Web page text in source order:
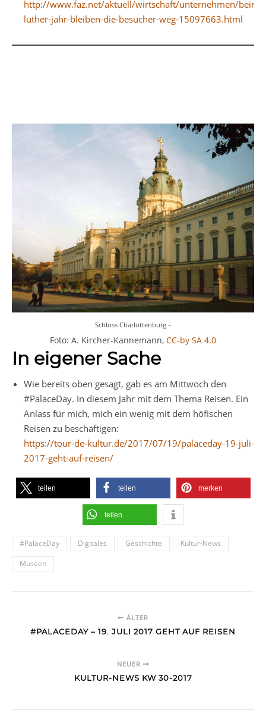
http://www.faz.net/aktuell/wirtschaft/unternehmen/beim-
luther-jahr-bleiben-die-besucher-weg-15097663.html
Schloss Charlottenburg –
Foto: A. Kircher-Kannemann, CC-by SA 4.0
In eigener Sache
Wie bereits oben gesagt, gab es am Mittwoch den
#PalaceDay. In diesem Jahr mit dem Thema Reisen. Ein
Anlass für mich, mich ein wenig mit dem höfischen
Reisen zu beschäftigen:
https://tour-de-kultur.de/2017/07/19/palaceday-19-juli-
2017-geht-auf-reisen/
teilen teilen merken
teilen
#PalaceDay Digitales Geschichte
Kultur-News
Museen
ÄLTER
#PALACEDAY – 19. JULI 2017 GEHT AUF REISEN
NEUER
KULTUR-NEWS KW 30-2017